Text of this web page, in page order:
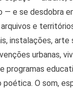
— e se desdobra
e
instalações, arte
urbanas,
programas
poética. O som,